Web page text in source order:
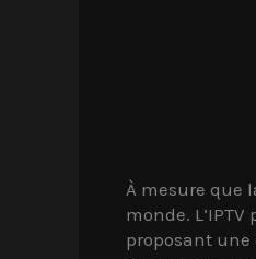
À mesure que
monde.
proposant une